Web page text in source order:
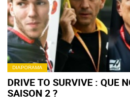
DIAPORAMA
DRIVE TO SURVIVE : QUE
SAISON 2 ?